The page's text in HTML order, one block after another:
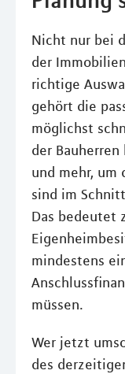
Nicht nur bei
der
richtige
gehört die
möglichst
der
und mehr, um
sind im
Das bedeutet
mindestens
müssen.
Wer jetzt
des